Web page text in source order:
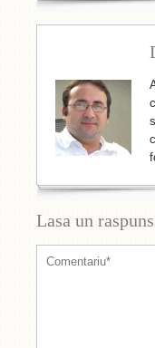
Lasa un raspuns